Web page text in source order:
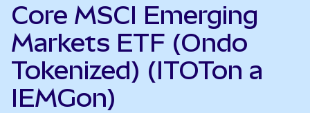
Core MSCI Emerging
Markets ETF (Ondo
Tokenized) (ITOTon a
IEMGon)